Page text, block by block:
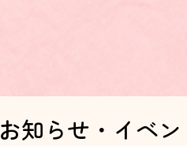
お知らせ・イベ